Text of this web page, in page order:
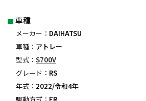
車種
メーカー： DAIHATSU
車種： アトレー
型式： S700V
グレード： RS
年式： 2022/令和4年